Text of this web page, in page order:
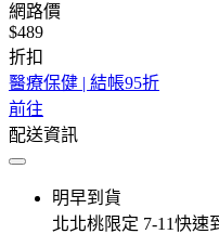
網路價
$489
折扣
醫療保健 | 結帳95折
前往
配送資訊
明早到貨
北北桃限定 7-11快速